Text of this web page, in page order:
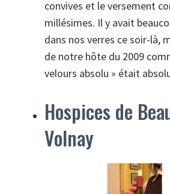
convives et le versement
millésimes. Il y avait
dans nos verres ce soir-là,
de notre hôte du 2009
velours absolu » était
Hospices de
Volnay